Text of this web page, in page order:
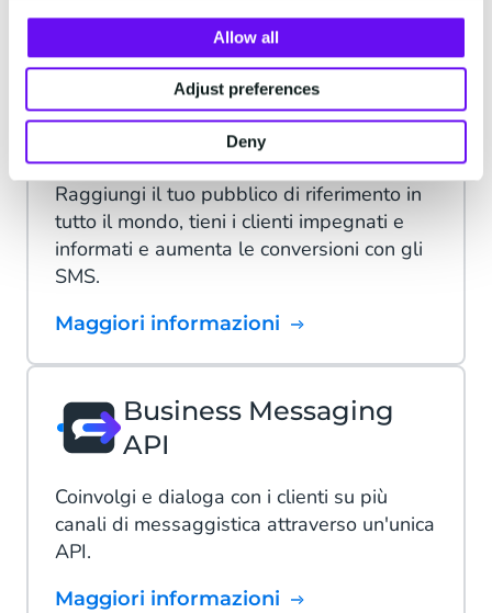
Allow all
Adjust preferences
Deny
SMS
Raggiungi il tuo pubblico di riferimento in
tutto il mondo, tieni i clienti impegnati e
informati e aumenta le conversioni con gli
SMS.
Maggiori informazioni
Business Messaging
API
Coinvolgi e dialoga con i clienti su più
canali di messaggistica attraverso un'unica
API.
Maggiori informazioni